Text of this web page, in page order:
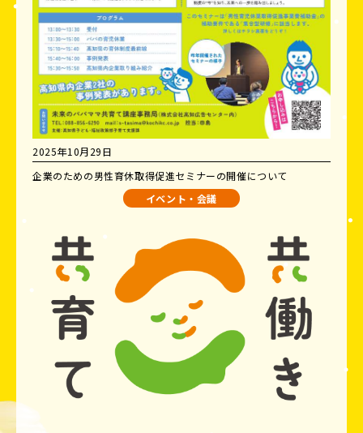
2025年10月29日
企業のための男性育休取得促進セミナーの開催について
イベント・会議